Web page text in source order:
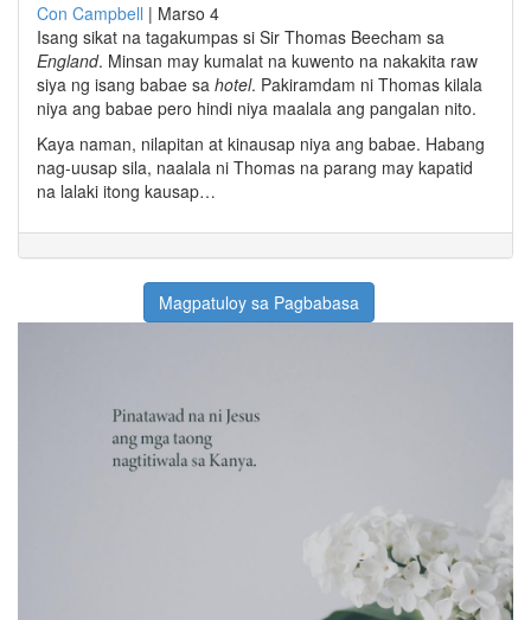
Con Campbell | Marso 4
Isang sikat na tagakumpas si Sir Thomas Beecham sa
England. Minsan may kumalat na kuwento na nakakita raw
siya ng isang babae sa hotel. Pakiramdam ni Thomas kilala
niya ang babae pero hindi niya maalala ang pangalan nito.
Kaya naman, nilapitan at kinausap niya ang babae. Habang
nag-uusap sila, naalala ni Thomas na parang may kapatid
na lalaki itong kausap…
Magpatuloy sa Pagbabasa